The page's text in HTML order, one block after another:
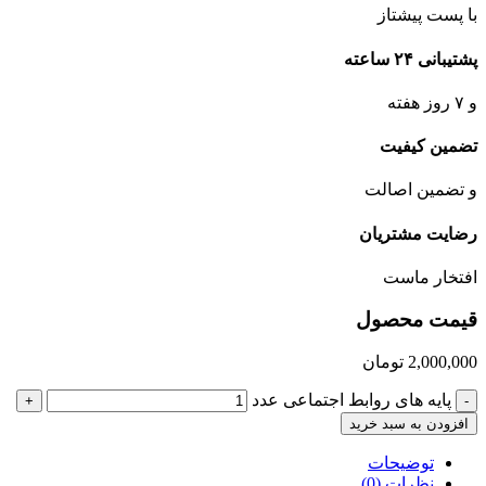
با پست پیشتاز
پشتیبانی ۲۴ ساعته
و ۷ روز هفته
تضمین کیفیت
و تضمین اصالت
رضایت مشتریان
افتخار ماست
قیمت محصول
2,000,000 تومان
- پایه های روابط اجتماعی عدد
+
افزودن به سبد خرید
توضیحات